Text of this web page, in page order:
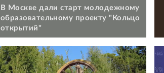
В Москве дали старт молодежному
образовательному проекту "Кольцо
открытий"